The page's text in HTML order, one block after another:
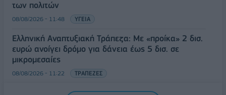
των πολιτών
08/08/2026 - 11:48 ΥΓΕΙΑ
Ελληνική Αναπτυξιακή Τράπεζα: Με «προίκα» 2 δισ.
ευρώ ανοίγει δρόμο για δάνεια έως 5 δισ. σε
μικρομεσαίες
08/08/2026 - 11:22 ΤΡΑΠΕΖΕΣ
5G παντού, 6G στον ορίζοντα: Πού βρίσκεται η